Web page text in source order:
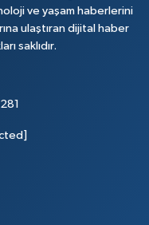
ve yaşam haberlerini
ulaştıran dijital haber
saklıdır.